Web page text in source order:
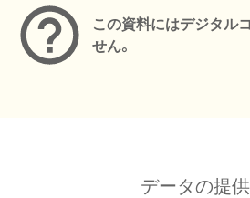
この資料にはデジタル
せん。
データの提